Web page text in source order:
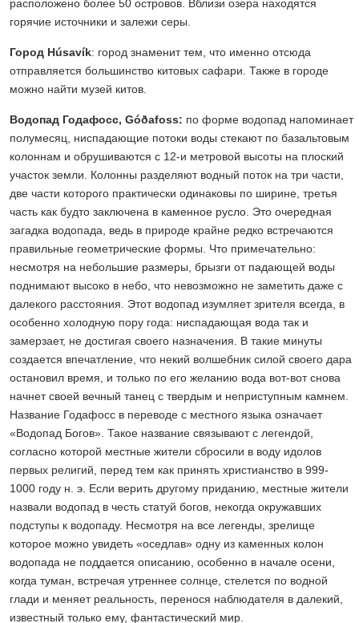
расположено более 50 островов. Вблизи озера находятся
горячие источники и залежи серы.
Город Húsavík: город знаменит тем, что именно отсюда
отправляется большинство китовых сафари. Также в городе
можно найти музей китов.
Водопад Годафосс, Góðafoss: по форме водопад напоминает
полумесяц, ниспадающие потоки воды стекают по базальтовым
колоннам и обрушиваются с 12-и метровой высоты на плоский
участок земли. Колонны разделяют водный поток на три части,
две части которого практически одинаковы по ширине, третья
часть как будто заключена в каменное русло. Это очередная
загадка водопада, ведь в природе крайне редко встречаются
правильные геометрические формы. Что примечательно:
несмотря на небольшие размеры, брызги от падающей воды
поднимают высоко в небо, что невозможно не заметить даже с
далекого расстояния. Этот водопад изумляет зрителя всегда, в
особенно холодную пору года: ниспадающая вода так и
замерзает, не достигая своего назначения. В такие минуты
создается впечатление, что некий волшебник силой своего дара
остановил время, и только по его желанию вода вот-вот снова
начнет своей вечный танец с твердым и неприступным камнем.
Название Годафосс в переводе с местного языка означает
«Водопад Богов». Такое название связывают с легендой,
согласно которой местные жители сбросили в воду идолов
первых религий, перед тем как принять христианство в 999-
1000 году н. э. Если верить другому приданию, местные жители
назвали водопад в честь статуй богов, некогда окружавших
подступы к водопаду. Несмотря на все легенды, зрелище
которое можно увидеть «оседлав» одну из каменных колон
водопада не поддается описанию, особенно в начале осени,
когда туман, встречая утреннее солнце, стелется по водной
глади и меняет реальность, перенося наблюдателя в далекий,
известный только ему, фантастический мир.